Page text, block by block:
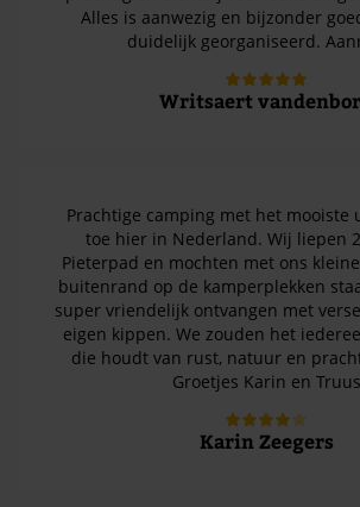
Alles is aanwezig en bijzonder
duidelijk georganiseerd.
Writsaert
Prachtige camping met het mooiste
toe hier in Nederland. Wij liepen
Pieterpad en mochten met ons
buitenrand op de kamperplekken
super vriendelijk ontvangen met
eigen kippen. We zouden het
die houdt van rust, natuur en
Groetjes Karin en Truus
Karin Zeegers